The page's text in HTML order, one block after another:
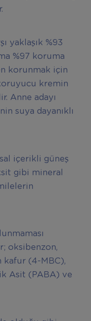
yaklaşık %93
%97 koruma
korunmak için
kremin
Anne adayı
suya dayanıklı
içerikli güneş
gibi mineral
oksibenzon,
kafur (4-MBC),
Asit (PABA) ve